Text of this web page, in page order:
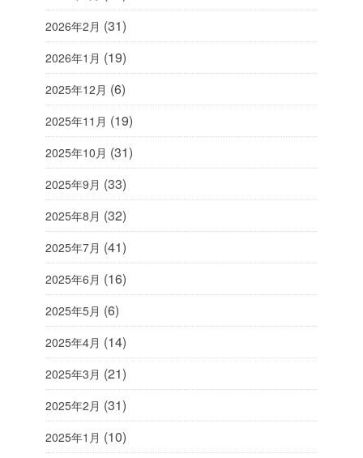
2026年2月 (31)
2026年1月 (19)
2025年12月 (6)
2025年11月 (19)
2025年10月 (31)
2025年9月 (33)
2025年8月 (32)
2025年7月 (41)
2025年6月 (16)
2025年5月 (6)
2025年4月 (14)
2025年3月 (21)
2025年2月 (31)
2025年1月 (10)